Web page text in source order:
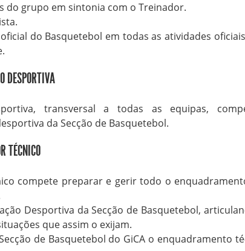
do grupo em sintonia com o Treinador.
do Basquetebol em todas as atividades
DESPORTIVA
transversal a todas as equipas,
da Secção de Basquetebol.
TÉCNICO
compete preparar e gerir todo o
Desportiva da Secção de Basquetebol,
que assim o exijam.
de Basquetebol do GiCA o enquadramento